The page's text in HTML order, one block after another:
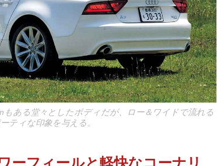
ある堂々としたボディだが、ロー＆ワイドで流れる
ティな印象を与える。
フィールと軽快なコーナリ